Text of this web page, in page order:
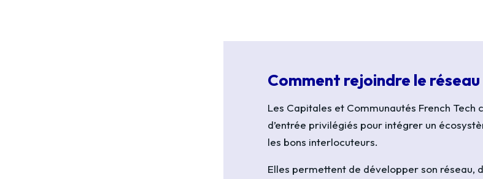
Comment rejoindre le réseau
Les Capitales et Communautés French Tech
d’entrée privilégiés pour intégrer un
les bons interlocuteurs.
Elles permettent de développer son réseau,